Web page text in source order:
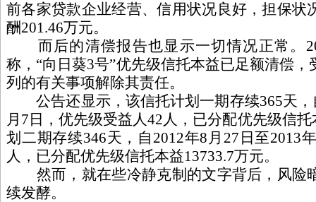
前各家贷款企业经营、信用状况良好，担保状
酬201.46万元。
而后的清偿报告也显示一切情况正常。
称，“向日葵3号”优先级信托本益已足额清偿
列的有关事项解除其责任。
公告还显示，该信托计划一期存续365天，
月7日，优先级受益人42人，已分配优先级信
划二期存续346天，自2012年8月27日至2013
人，已分配优先级信托本益13733.7万元。
然而，就在些冷静克制的文字背后，风险
续发酵。